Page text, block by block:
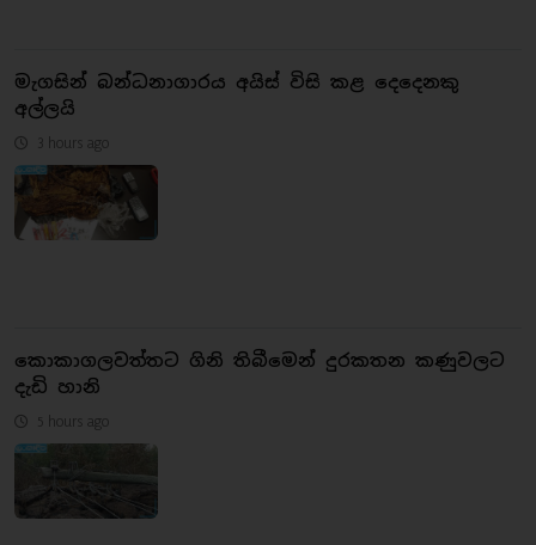
මැගසින් බන්ධනාගාරය අයිස් විසි කළ දෙදෙනකු
අල්ලයි
3 hours ago
කොකාගලවත්තට ගිනි තිබීමෙන් දුරකතන කණුවලට
දැඩි හානි
5 hours ago